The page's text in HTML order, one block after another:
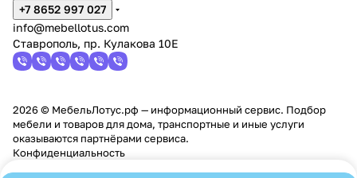
+7 8652 997 027
info@mebellotus.com
Ставрополь, пр. Кулакова 10Е
2026 © МебельЛотус.рф — информационный сервис. Подбор
мебели и товаров для дома, транспортные и иные услуги
оказываются партнёрами сервиса.
Конфиденциальность